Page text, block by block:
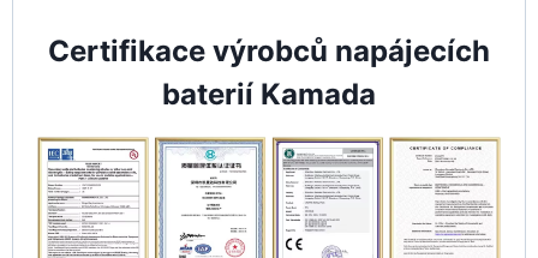
Certifikace výrobců napájecích
baterií Kamada